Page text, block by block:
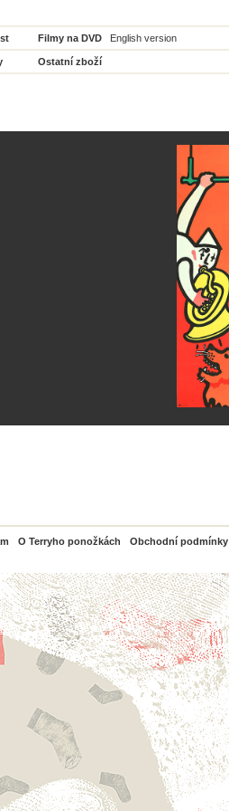
Filmy na DVD English version
Ostatní zboží
O Terryho ponožkách Obchodní podmínky
PayPal